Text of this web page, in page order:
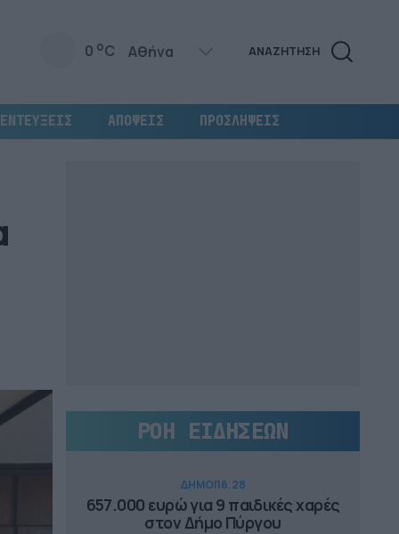
0 oC ΑΝΑΖΗΤΗΣΗ
ΑΠΟΨΕΙΣ ΠΡΟΣΛΗΨΕΙΣ
ΡΟΗ ΕΙΔΗΣΕΩΝ
ΔΗΜΟΙ16.28
657.000 ευρώ για 9 παιδικές χαρές
στον Δήμο Πύργου